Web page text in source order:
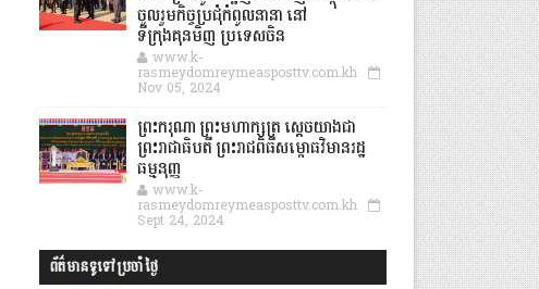
ចូលរួមកិច្ចប្រជុំកំពូលនានា នៅ
ទីក្រុងគុនមិញ ប្រទេសចិន
www.k-
rasmeydomreymeasposttv.com.kh
Nov 05, 2024
ព្រះករុណា ព្រះមហាក្សត្រ ស្តេចយាងជា
ព្រះរាជាធិបតី ព្រះរាជពិធីសម្ពោធវិមានរដ្ឋ
ធម្មនុញ្ញ
www.k-
rasmeydomreymeasposttv.com.kh
Sept 24, 2024
ព័ត៌មានទូទៅប្រចាំថ្ងៃ